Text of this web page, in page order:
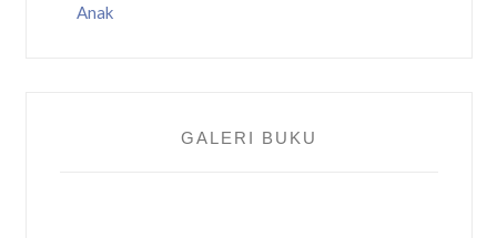
Anak
GALERI BUKU